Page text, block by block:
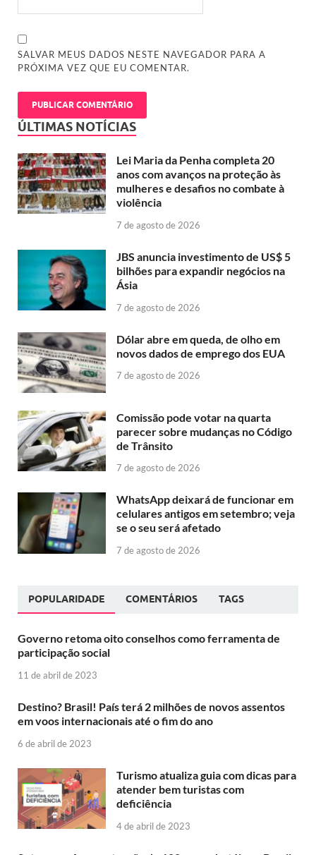
SALVAR MEUS DADOS NESTE NAVEGADOR PARA A
PRÓXIMA VEZ QUE EU COMENTAR.
ÚLTIMAS NOTÍCIAS
Lei Maria da Penha completa 20
anos com avanços na proteção às
mulheres e desafios no combate à
violência
7 de agosto de 2026
JBS anuncia investimento de US$ 5
bilhões para expandir negócios na
Ásia
7 de agosto de 2026
Dólar abre em queda, de olho em
novos dados de emprego dos EUA
7 de agosto de 2026
Comissão pode votar na quarta
parecer sobre mudanças no Código
de Trânsito
7 de agosto de 2026
WhatsApp deixará de funcionar em
celulares antigos em setembro; veja
se o seu será afetado
7 de agosto de 2026
POPULARIDADE COMENTÁRIOS TAGS
Governo retoma oito conselhos como ferramenta de
participação social
11 de abril de 2023
Destino? Brasil! País terá 2 milhões de novos assentos
em voos internacionais até o fim do ano
6 de abril de 2023
Turismo atualiza guia com dicas para
atender bem turistas com
deficiência
4 de abril de 2023